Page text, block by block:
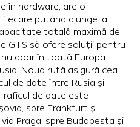
în hardware, are o
putând ajunge la
totală maximă de
GTS să ofere soluții pentru
doar în toată Europa
Noua rută asigură cea
de date între Rusia și
de date este
spre Frankfurt și
Praga, spre Budapesta și